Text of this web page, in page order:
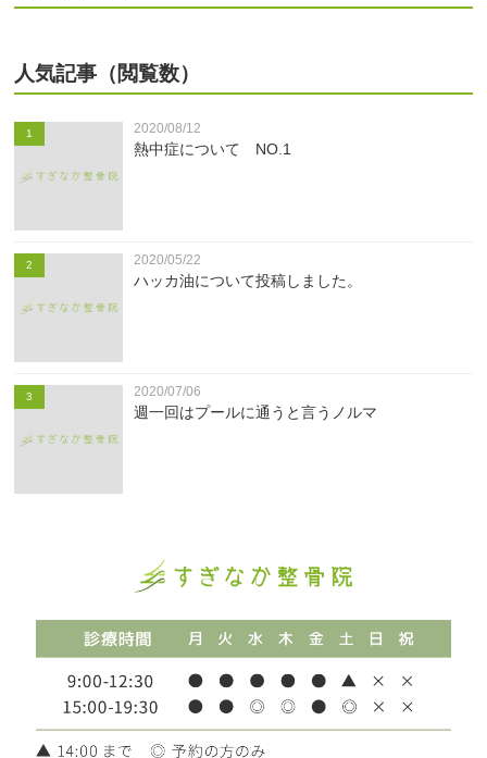
人気記事（閲覧数）
1 2020/08/12
熱中症について NO.1
2 2020/05/22
ハッカ油について投稿しました。
3 2020/07/06
週一回はプールに通うと言うノルマ